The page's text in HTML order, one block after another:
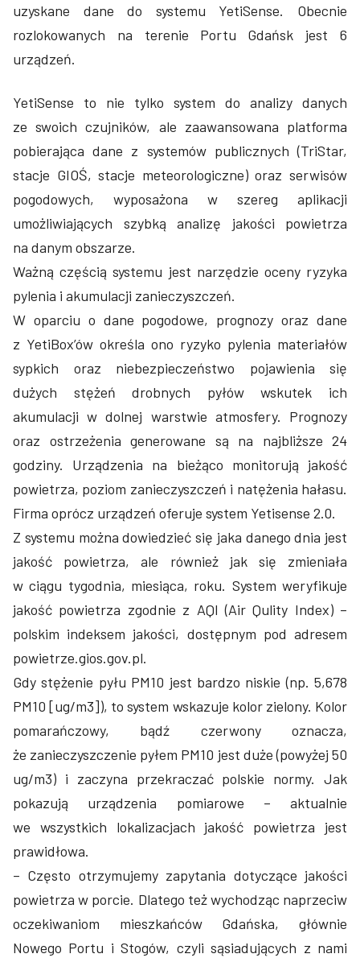
uzyskane dane do systemu YetiSense. Obecnie
rozlokowanych na terenie Portu Gdańsk jest 6
urządzeń.
YetiSense to nie tylko system do analizy danych
ze swoich czujników, ale zaawansowana platforma
pobierająca dane z systemów publicznych (TriStar,
stacje GIOŚ, stacje meteorologiczne) oraz serwisów
pogodowych, wyposażona w szereg aplikacji
umożliwiających szybką analizę jakości powietrza
na danym obszarze.
Ważną częścią systemu jest narzędzie oceny ryzyka
pylenia i akumulacji zanieczyszczeń.
W oparciu o dane pogodowe, prognozy oraz dane
z YetiBox’ów określa ono ryzyko pylenia materiałów
sypkich oraz niebezpieczeństwo pojawienia się
dużych stężeń drobnych pyłów wskutek ich
akumulacji w dolnej warstwie atmosfery. Prognozy
oraz ostrzeżenia generowane są na najbliższe 24
godziny. Urządzenia na bieżąco monitorują jakość
powietrza, poziom zanieczyszczeń i natężenia hałasu.
Firma oprócz urządzeń oferuje system Yetisense 2.0.
Z systemu można dowiedzieć się jaka danego dnia jest
jakość powietrza, ale również jak się zmieniała
w ciągu tygodnia, miesiąca, roku. System weryfikuje
jakość powietrza zgodnie z AQI (Air Qulity Index) –
polskim indeksem jakości, dostępnym pod adresem
powietrze.gios.gov.pl.
Gdy stężenie pyłu PM10 jest bardzo niskie (np. 5,678
PM10 [ug/m3]), to system wskazuje kolor zielony. Kolor
pomarańczowy, bądź czerwony oznacza,
że zanieczyszczenie pyłem PM10 jest duże (powyżej 50
ug/m3) i zaczyna przekraczać polskie normy. Jak
pokazują urządzenia pomiarowe – aktualnie
we wszystkich lokalizacjach jakość powietrza jest
prawidłowa.
– Często otrzymujemy zapytania dotyczące jakości
powietrza w porcie. Dlatego też wychodząc naprzeciw
oczekiwaniom mieszkańców Gdańska, głównie
Nowego Portu i Stogów, czyli sąsiadujących z nami